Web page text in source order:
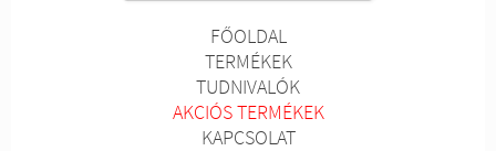
FŐOLDAL
TERMÉKEK
TUDNIVALÓK
AKCIÓS TERMÉKEK
KAPCSOLAT